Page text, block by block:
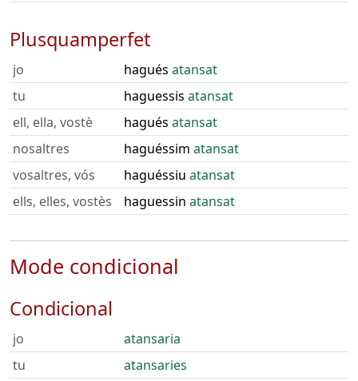
Plusquamperfet
jo hagués atansat
tu
haguessis atansat
ell, ella, vostè
hagués atansat
nosaltres
haguéssim atansat
vosaltres, vós
haguéssiu atansat
ells, elles, vostès
haguessin atansat
Mode condicional
Condicional
jo
atansaria
tu
atansaries